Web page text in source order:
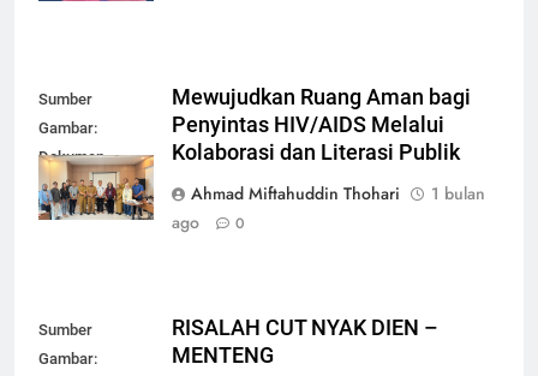
Sumber
Gambar:
Dokumen
Pribadi
Mewujudkan Ruang Aman bagi
Penyintas HIV/AIDS Melalui
Kolaborasi dan Literasi Publik
Ahmad Miftahuddin Thohari
1 bulan
ago
0
Sumber
Gambar:
RISALAH CUT NYAK DIEN –
MENTENG